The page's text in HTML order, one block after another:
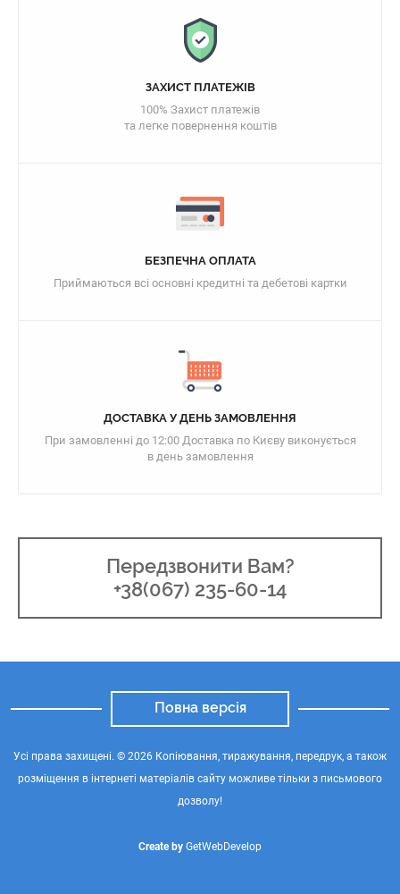
ЗАХИСТ ПЛАТЕЖІВ
100% Захист платежів
та легке повернення коштів
БЕЗПЕЧНА ОПЛАТА
Приймаються всі основні кредитні та дебетові картки
ДОСТАВКА У ДЕНЬ ЗАМОВЛЕННЯ
При замовленні до 12:00 Доставка по Києву виконується
в день замовлення
Передзвонити Вам?
+38(067) 235-60-14
Повна версія
Усі права захищені. © 2026 Копіювання, тиражування, передрук, а також
розміщення в інтернеті матеріалів сайту можливе тільки з письмового
дозволу!
Create by GetWebDevelop